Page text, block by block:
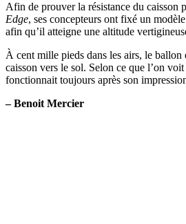
Afin de prouver la résistance du caisson
Edge, ses concepteurs ont fixé un
afin qu’il atteigne une altitude
À cent mille pieds dans les airs, le
caisson vers le sol. Selon ce que l’on
fonctionnait toujours après son
– Benoit Mercier